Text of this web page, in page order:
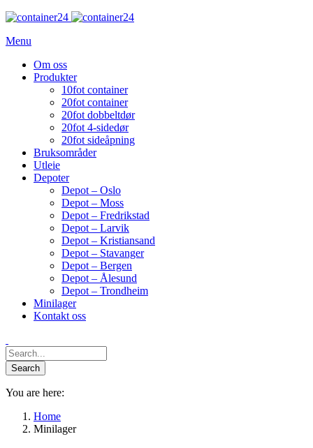
Menu
Om oss
Produkter
10fot container
20fot container
20fot dobbeltdør
20fot 4-sidedør
20fot sideåpning
Bruksområder
Utleie
Depoter
Depot – Oslo
Depot – Moss
Depot – Fredrikstad
Depot – Larvik
Depot – Kristiansand
Depot – Stavanger
Depot – Bergen
Depot – Ålesund
Depot – Trondheim
Minilager
Kontakt oss
You are here:
Home
Minilager